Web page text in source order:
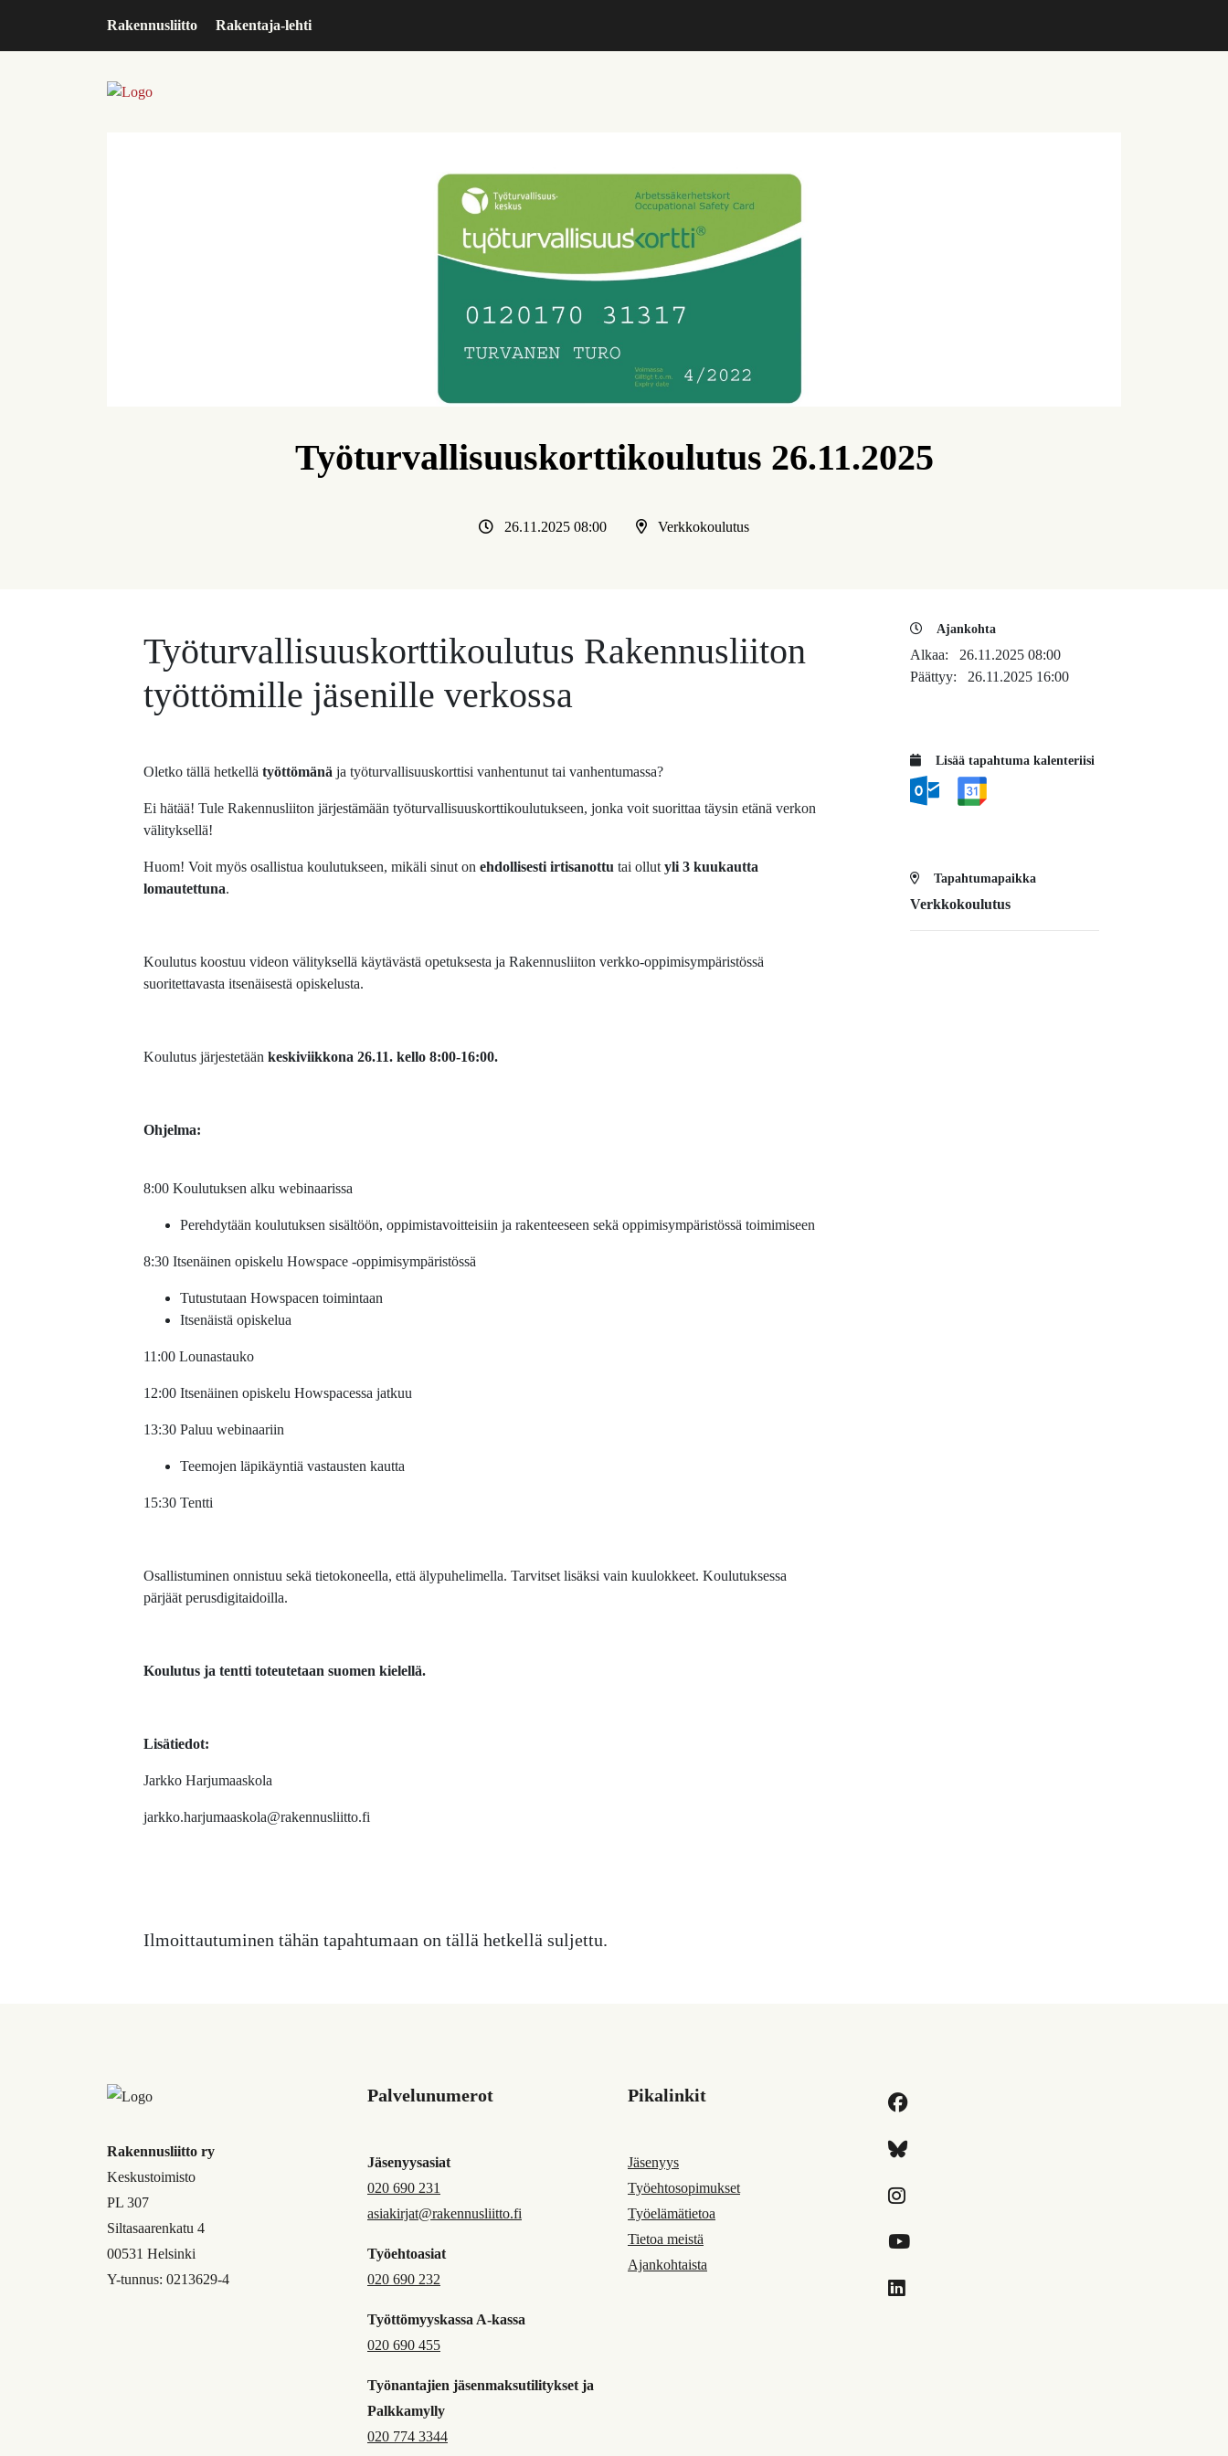
Rakennusliitto Rakentaja-lehti
Työturvallisuuskorttikoulutus 26.11.2025
26.11.2025 08:00 Verkkokoulutus
Työturvallisuuskorttikoulutus Rakennusliiton
työttömille jäsenille verkossa
Oletko tällä hetkellä työttömänä ja työturvallisuuskorttisi vanhentunut tai vanhentumassa?
Ei hätää! Tule Rakennusliiton järjestämään työturvallisuuskorttikoulutukseen, jonka voit suorittaa täysin etänä verkon
välityksellä!
Huom! Voit myös osallistua koulutukseen, mikäli sinut on ehdollisesti irtisanottu tai ollut yli 3 kuukautta
lomautettuna.
Koulutus koostuu videon välityksellä käytävästä opetuksesta ja Rakennusliiton verkko-oppimisympäristössä
suoritettavasta itsenäisestä opiskelusta.
Koulutus järjestetään keskiviikkona 26.11. kello 8:00-16:00.
Ohjelma:
8:00 Koulutuksen alku webinaarissa
Perehdytään koulutuksen sisältöön, oppimistavoitteisiin ja rakenteeseen sekä oppimisympäristössä toimimiseen
8:30 Itsenäinen opiskelu Howspace -oppimisympäristössä
Tutustutaan Howspacen toimintaan
Itsenäistä opiskelua
11:00 Lounastauko
12:00 Itsenäinen opiskelu Howspacessa jatkuu
13:30 Paluu webinaariin
Teemojen läpikäyntiä vastausten kautta
15:30 Tentti
Osallistuminen onnistuu sekä tietokoneella, että älypuhelimella. Tarvitset lisäksi vain kuulokkeet. Koulutuksessa
pärjäät perusdigitaidoilla.
Koulutus ja tentti toteutetaan suomen kielellä.
Lisätiedot:
Jarkko Harjumaaskola
jarkko.harjumaaskola@rakennusliitto.fi
Ilmoittautuminen tähän tapahtumaan on tällä hetkellä suljettu.
Ajankohta
Alkaa: 26.11.2025 08:00
Päättyy: 26.11.2025 16:00
Lisää tapahtuma kalenteriisi
Tapahtumapaikka
Verkkokoulutus
Rakennusliitto ry
Keskustoimisto
PL 307
Siltasaarenkatu 4
00531 Helsinki
Y-tunnus: 0213629-4
Palvelunumerot
Jäsenyysasiat
020 690 231
asiakirjat@rakennusliitto.fi
Työehtoasiat
020 690 232
Työttömyyskassa A-kassa
020 690 455
Työnantajien jäsenmaksutilitykset ja
Palkkamylly
020 774 3344
Pikalinkit
Jäsenyys
Työehtosopimukset
Työelämätietoa
Tietoa meistä
Ajankohtaista